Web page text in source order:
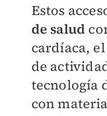
Estos
de salud
cardíaca,
de
tecnología
con